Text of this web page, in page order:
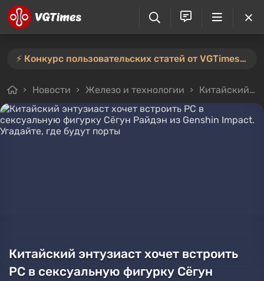
⚡️ Конкурс пользовательских статей от VGTimes продлён — участвуйте тут ⚡️
Новости Железо и технологии Китайский энтузиаст хочет встроить PC в сексуальную фигурку Сёгун Райдэн из Genshin Impact. Угадайте, где будут порты
Китайский энтузиаст хочет встроить
PC в сексуальную фигурку Сёгун